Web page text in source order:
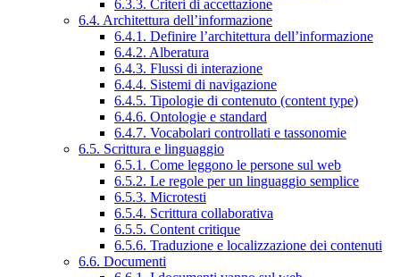
6.3.3. Criteri di accettazione
6.4. Architettura dell’informazione
6.4.1. Definire l’architettura dell’informazione
6.4.2. Alberatura
6.4.3. Flussi di interazione
6.4.4. Sistemi di navigazione
6.4.5. Tipologie di contenuto (content type)
6.4.6. Ontologie e standard
6.4.7. Vocabolari controllati e tassonomie
6.5. Scrittura e linguaggio
6.5.1. Come leggono le persone sul web
6.5.2. Le regole per un linguaggio semplice
6.5.3. Microtesti
6.5.4. Scrittura collaborativa
6.5.5. Content critique
6.5.6. Traduzione e localizzazione dei contenuti
6.6. Documenti